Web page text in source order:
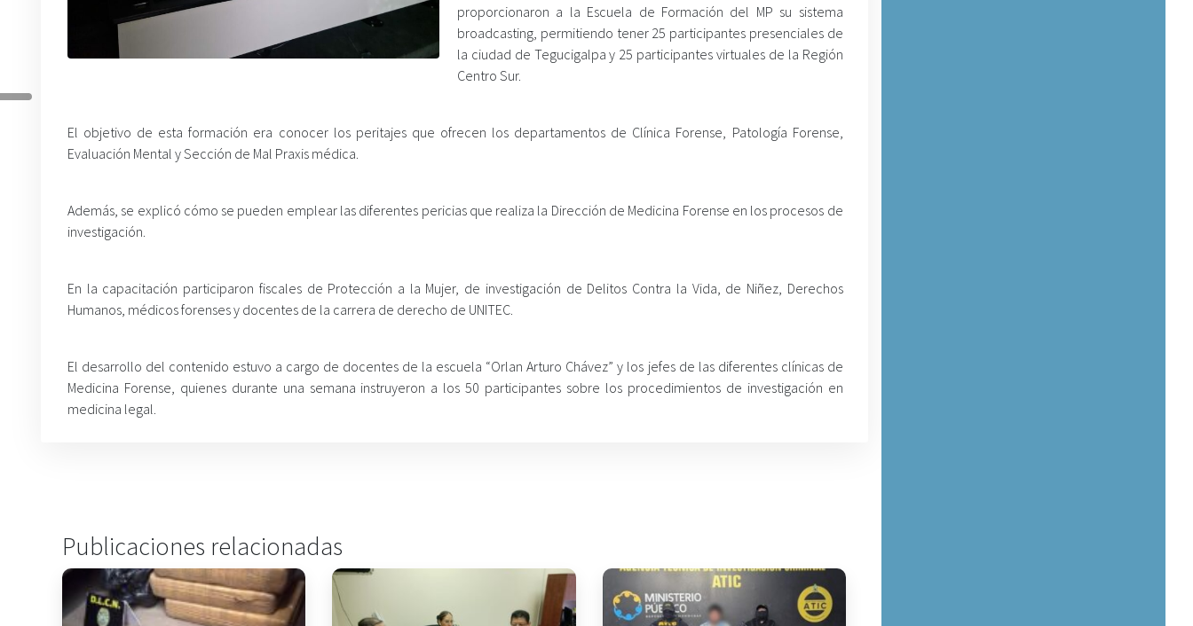
proporcionaron a la Escuela de Formación del MP su sistema
broadcasting, permitiendo tener 25 participantes presenciales de
la ciudad de Tegucigalpa y 25 participantes virtuales de la Región
Centro Sur.
El objetivo de esta formación era conocer los peritajes que ofrecen los departamentos de Clínica Forense, Patología Forense,
Evaluación Mental y Sección de Mal Praxis médica.
Además, se explicó cómo se pueden emplear las diferentes pericias que realiza la Dirección de Medicina Forense en los procesos de
investigación.
En la capacitación participaron fiscales de Protección a la Mujer, de investigación de Delitos Contra la Vida, de Niñez, Derechos
Humanos, médicos forenses y docentes de la carrera de derecho de UNITEC.
El desarrollo del contenido estuvo a cargo de docentes de la escuela “Orlan Arturo Chávez” y los jefes de las diferentes clínicas de
Medicina Forense, quienes durante una semana instruyeron a los 50 participantes sobre los procedimientos de investigación en
medicina legal.
Publicaciones relacionadas